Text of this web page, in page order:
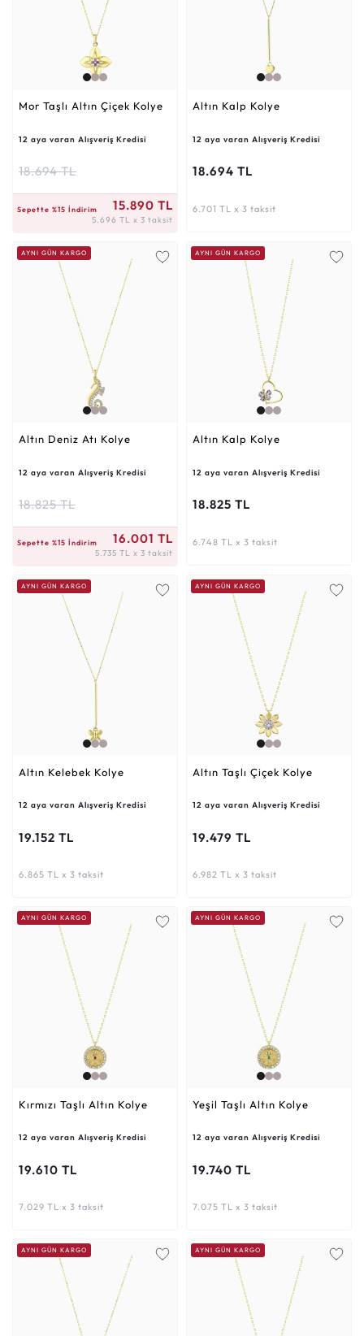
Mor Taşlı Altın Çiçek Kolye
12 aya varan Alışveriş Kredisi
18.694 TL
Sepette %15 İndirim 15.890 TL
5.696 TL x 3 taksit
Altın Kalp Kolye
12 aya varan Alışveriş Kredisi
18.694 TL
6.701 TL x 3 taksit
AYNI GÜN KARGO
Altın Deniz Atı Kolye
12 aya varan Alışveriş Kredisi
18.825 TL
Sepette %15 İndirim 16.001 TL
5.735 TL x 3 taksit
AYNI GÜN KARGO
Altın Kalp Kolye
12 aya varan Alışveriş Kredisi
18.825 TL
6.748 TL x 3 taksit
AYNI GÜN KARGO
Altın Kelebek Kolye
12 aya varan Alışveriş Kredisi
19.152 TL
6.865 TL x 3 taksit
AYNI GÜN KARGO
Altın Taşlı Çiçek Kolye
12 aya varan Alışveriş Kredisi
19.479 TL
6.982 TL x 3 taksit
AYNI GÜN KARGO
Kırmızı Taşlı Altın Kolye
12 aya varan Alışveriş Kredisi
19.610 TL
7.029 TL x 3 taksit
AYNI GÜN KARGO
Yeşil Taşlı Altın Kolye
12 aya varan Alışveriş Kredisi
19.740 TL
7.075 TL x 3 taksit
AYNI GÜN KARGO AYNI GÜN KARGO